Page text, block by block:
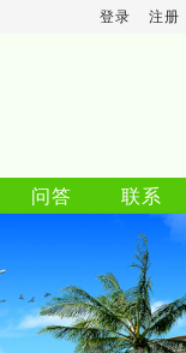
登录 注册
问答 联系